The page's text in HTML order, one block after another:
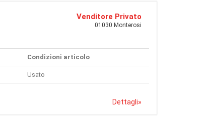
Venditore Privato
01030 Monterosi
Condizioni articolo
Usato
Dettagli»